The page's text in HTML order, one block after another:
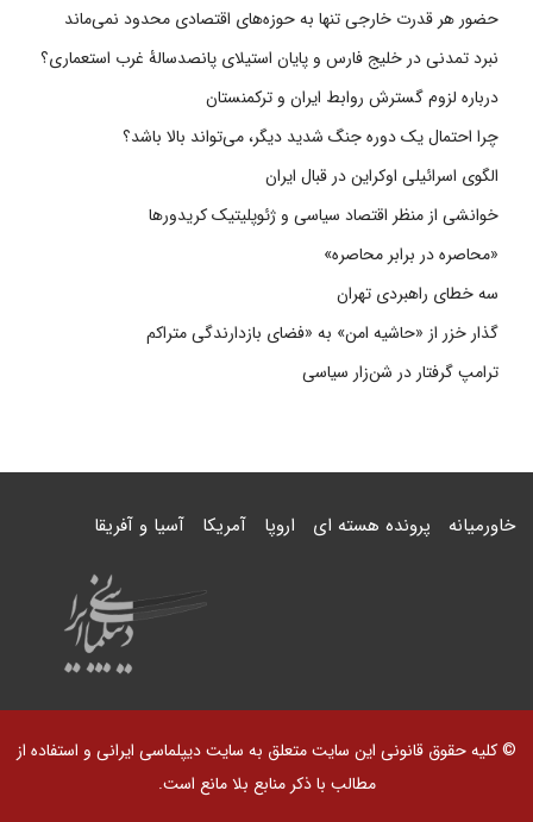
حضور هر قدرت خارجی تنها به حوزه‌های اقتصادی محدود نمی‌ماند
نبرد تمدنی در خلیج فارس و پایان استیلای پانصدسالۀ غرب استعماری؟
درباره لزوم گسترش روابط ایران و ترکمنستان
چرا احتمال یک دوره جنگ شدید دیگر، می‌تواند بالا باشد؟
الگوی اسرائیلی اوکراین در قبال ایران
خوانشی از منظر اقتصاد سیاسی و ژئوپلیتیک کریدورها
«محاصره در برابر محاصره»
سه خطای راهبردی تهران
گذار خزر از «حاشیه امن» به «فضای بازدارندگی متراکم
ترامپ گرفتار در شن‌زار سیاسی
خاورمیانه پرونده هسته ای اروپا آمریکا آسیا و آفریقا
© کلیه حقوق قانونی این سایت متعلق به سایت دیپلماسی ایرانی و استفاده از
مطالب با ذکر منابع بلا مانع است.